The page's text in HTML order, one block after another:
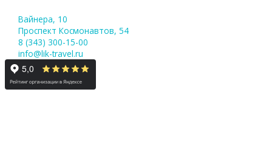
Вайнера, 10
Проспект Космонавтов, 54
8 (343) 300-15-00
info@lik-travel.ru